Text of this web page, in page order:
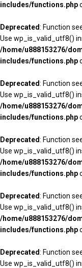
includes/functions.php
Deprecated: Function
Use wp_is_valid_utf8()
/home/u888153276/
includes/functions.php
Deprecated: Function
Use wp_is_valid_utf8()
/home/u888153276/
includes/functions.php
Deprecated: Function
Use wp_is_valid_utf8()
/home/u888153276/
includes/functions.php
Deprecated: Function
Use wp_is_valid_utf8()
/home/u888153276/
includes/functions.php
Deprecated: Function
Use wp_is_valid_utf8()